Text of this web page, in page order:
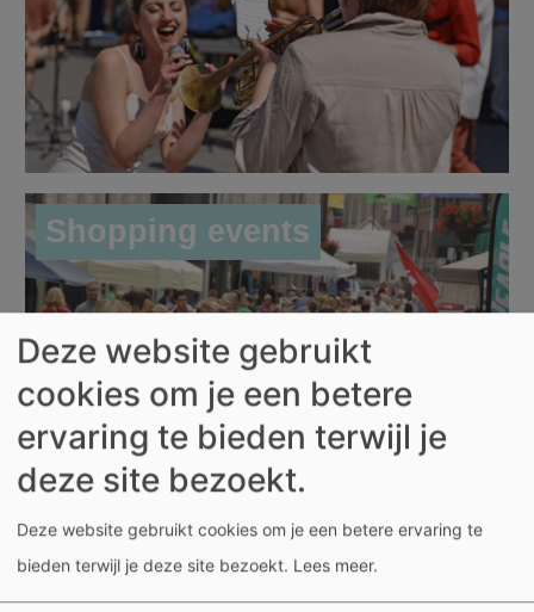
Shopping events
Eventnieuws
Deze website gebruikt
cookies om je een betere
ervaring te bieden terwijl je
deze site bezoekt.
Deze website gebruikt cookies om je een betere ervaring te
bieden terwijl je deze site bezoekt. Lees meer.